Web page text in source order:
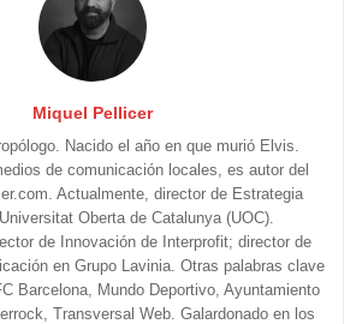
Miquel Pellicer
Nacido el año en que murió Elvis.
de comunicación locales, es autor del
Actualmente, director de Estrategia
Oberta de Catalunya (UOC).
de Innovación de Interprofit; director de
en Grupo Lavinia. Otras palabras clave
Barcelona, Mundo Deportivo, Ayuntamiento
Transversal Web. Galardonado en los